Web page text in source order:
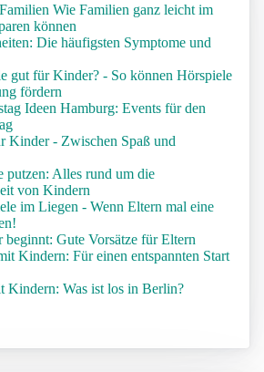
Wie Familien ganz leicht im
können
Die häufigsten Symptome und
gut für Kinder? - So können Hörspiele
fördern
Ideen Hamburg: Events für den
Kinder - Zwischen Spaß und
putzen: Alles rund um die
von Kindern
im Liegen - Wenn Eltern mal eine
beginnt: Gute Vorsätze für Eltern
Kindern: Für einen entspannten Start
Kindern: Was ist los in Berlin?